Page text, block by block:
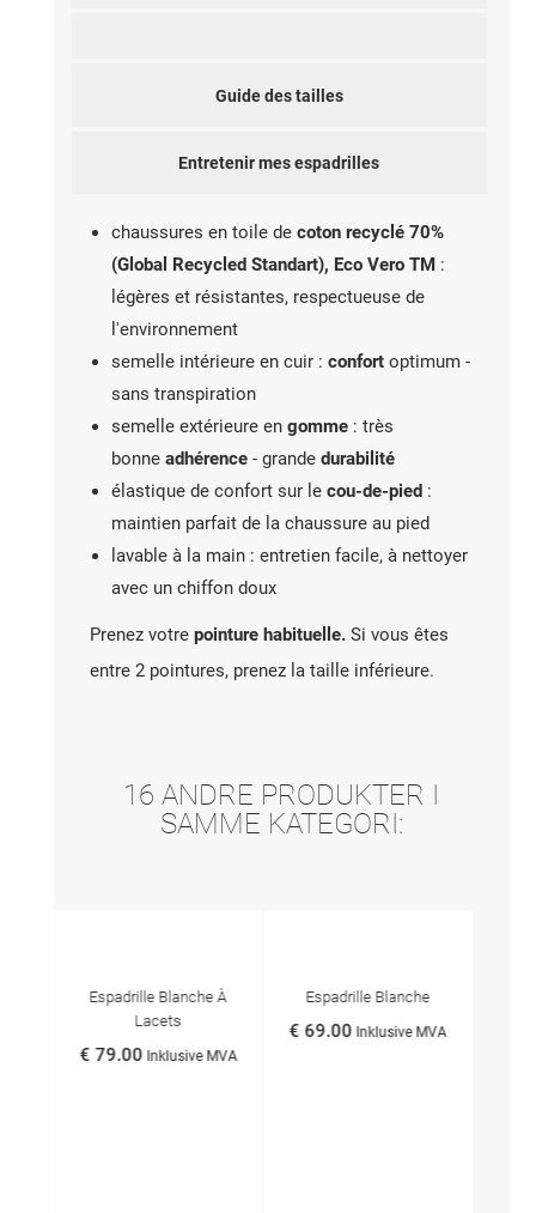
Guide des tailles
Entretenir mes espadrilles
chaussures en toile de coton recyclé 70%
(Global Recycled Standart), Eco Vero TM:
légères et résistantes, respectueuse de
l'environnement
semelle intérieure en cuir : confortoptimum -
sans transpiration
semelle extérieure en gomme: très
bonne adhérence- grande durabilité
élastique de confort sur le cou-de-pied:
maintien parfait de la chaussure au pied
lavable à la main : entretien facile, à nettoyer
avec un chiffon doux
Prenez votre pointure habituelle. Si vous êtes
entre 2 pointures, prenez la taille inférieure.
16 ANDRE PRODUKTER I
SAMME KATEGORI:
Espadrille Blanche À
Lacets
€ 79.00 Inklusive MVA
Espadrille Blanche
€ 69.00 Inklusive MVA